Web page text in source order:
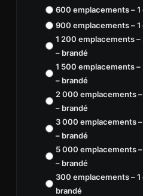
600 emplacements – 1
900 emplacements – 1
1 200 emplacements –
– brandé
1 500 emplacements –
– brandé
2 000 emplacements
– brandé
3 000 emplacements
– brandé
5 000 emplacements
– brandé
300 emplacements – 1
brandé